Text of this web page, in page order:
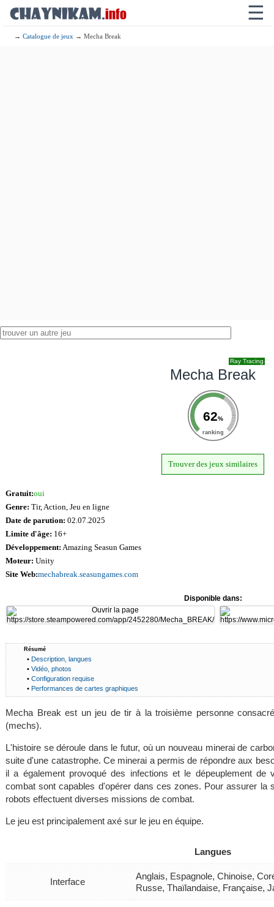
☰
→Catalogue de jeux → Mecha Break
Ray Tracing
Mecha Break
62%
ranking
Trouver des jeux similaires
Gratuit:oui
Genre: Tir, Action, Jeu en ligne
Date de parution: 02.07.2025
Limite d'âge: 16+
Développement: Amazing Seasun Games
Moteur: Unity
Site Web:mechabreak.seasungames.com
Disponible dans:
Résumé
• Description, langues
• Vidéo, photos
• Configuration requise
• Performances de cartes graphiques
Mecha Break est un jeu de tir à la troisième personne
(mechs).
L'histoire se déroule dans le futur, où un nouveau minerai de
suite d'une catastrophe. Ce minerai a permis de répondre aux
il a également provoqué des infections et le dépeuplement de
combat sont capables d'opérer dans ces zones. Pour assurer la
robots effectuent diverses missions de combat.
Le jeu est principalement axé sur le jeu en équipe.
Langues
Interface
Anglais, Espagnole, Chinoise,
Russe, Thaïlandaise, Française,